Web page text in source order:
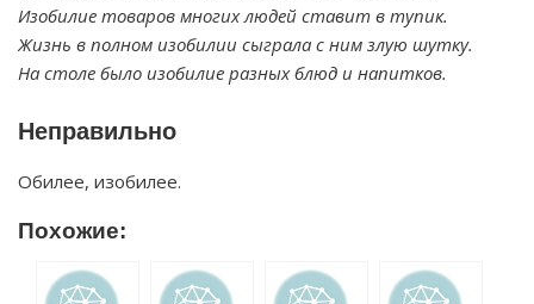
Изобилие товаров многих людей ставит в тупик.
Жизнь в полном изобилии сыграла с ним злую шутку.
На столе было изобилие разных блюд и напитков.
Неправильно
Обилее, изобилее.
Похожие: